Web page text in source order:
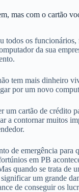
mas com o cartão
todos os funcionários,
da sua
tem mais dinheiro
por um novo
um cartão de crédito
a contornar muitos
de emergência para
em PB
quando se trata de
um grande
de conseguir os